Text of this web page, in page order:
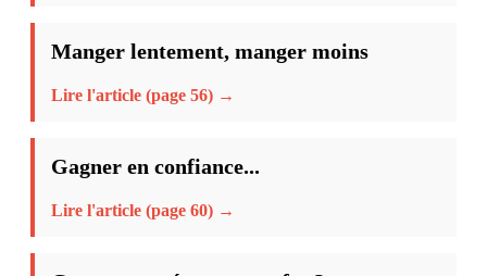
Manger lentement, manger moins
Lire l'article (page 56) →
Gagner en confiance...
Lire l'article (page 60) →